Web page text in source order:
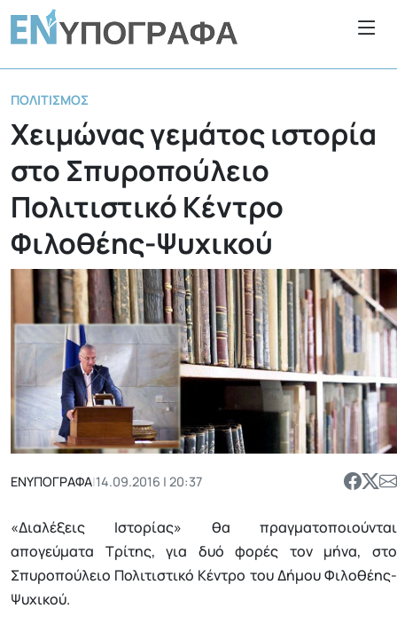
ΠΟΛΙΤΙΣΜΌΣ
Χειμώνας γεμάτος ιστορία
στο Σπυροπούλειο
Πολιτιστικό Κέντρο
Φιλοθέης-Ψυχικού
ΕΝΥΠΟΓΡΑΦΑ|14.09.2016 | 20:37
«Διαλέξεις Ιστορίας» θα πραγματοποιούνται
απογεύματα Τρίτης, για δυό φορές τον μήνα, στο
Σπυροπούλειο Πολιτιστικό Κέντρο του Δήμου Φιλοθέης-
Ψυχικού.